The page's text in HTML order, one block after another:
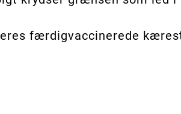
færdigvaccinerede